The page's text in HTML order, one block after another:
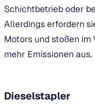
Schichtbetrieb oder
Allerdings erfordern
Motors und stoßen
mehr Emissionen aus.
Dieselstapler